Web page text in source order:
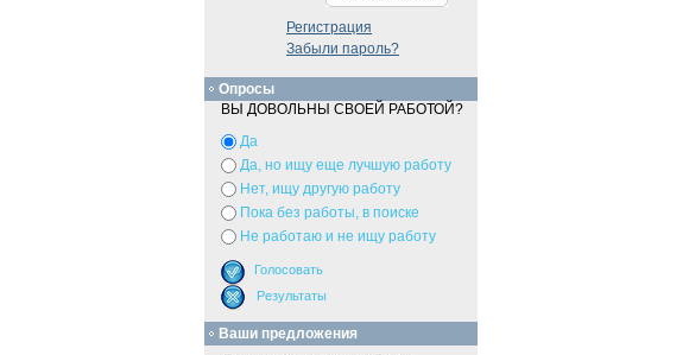
Регистрация
Забыли пароль?
Опросы
ВЫ ДОВОЛЬНЫ СВОЕЙ РАБОТОЙ?
Да
Да, но ищу еще лучшую работу
Нет, ищу другую работу
Пока без работы, в поиске
Не работаю и не ищу работу
Ваши предложения